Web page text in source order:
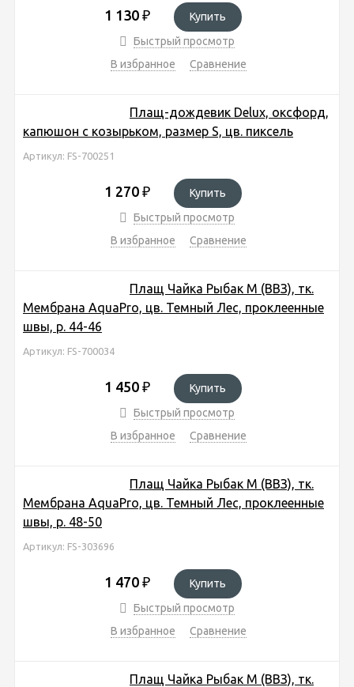
1 130 ₽
Купить
Быстрый просмотр
В избранное
Сравнение
Плащ-дождевик Delux, оксфорд,
капюшон с козырьком, размер S, цв. пиксель
Артикул: FS-700251
1 270 ₽
Купить
Быстрый просмотр
В избранное
Сравнение
Плащ Чайка Рыбак М (ВВЗ), тк.
Мембрана AquaPro, цв. Темный Лес, проклеенные
швы, р. 44-46
Артикул: FS-700034
1 450 ₽
Купить
Быстрый просмотр
В избранное
Сравнение
Плащ Чайка Рыбак М (ВВЗ), тк.
Мембрана AquaPro, цв. Темный Лес, проклеенные
швы, р. 48-50
Артикул: FS-303696
1 470 ₽
Купить
Быстрый просмотр
В избранное
Сравнение
Плащ Чайка Рыбак М (ВВЗ), тк.